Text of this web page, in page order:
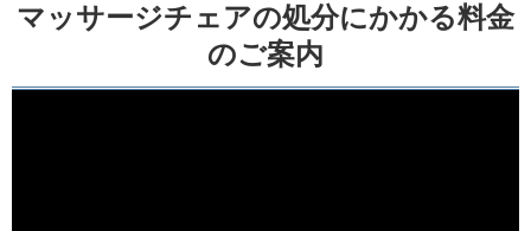
マッサージチェアの処分にかかる料金
のご案内